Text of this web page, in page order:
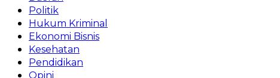
Politik
Hukum Kriminal
Ekonomi Bisnis
Kesehatan
Pendidikan
Opini